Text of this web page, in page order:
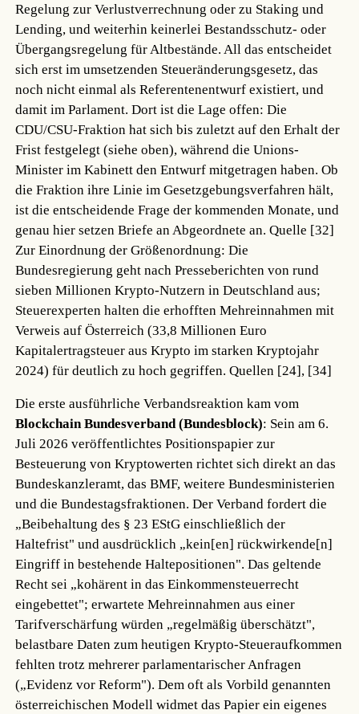
Regelung zur Verlustverrechnung oder zu Staking und
Lending, und weiterhin keinerlei Bestandsschutz- oder
Übergangsregelung für Altbestände. All das entscheidet
sich erst im umsetzenden Steueränderungsgesetz, das
noch nicht einmal als Referentenentwurf existiert, und
damit im Parlament. Dort ist die Lage offen: Die
CDU/CSU-Fraktion hat sich bis zuletzt auf den Erhalt der
Frist festgelegt (siehe oben), während die Unions-
Minister im Kabinett den Entwurf mitgetragen haben. Ob
die Fraktion ihre Linie im Gesetzgebungsverfahren hält,
ist die entscheidende Frage der kommenden Monate, und
genau hier setzen Briefe an Abgeordnete an.Quelle [32]
Zur Einordnung der Größenordnung: Die
Bundesregierung geht nach Presseberichten von rund
sieben Millionen Krypto-Nutzern in Deutschland aus;
Steuerexperten halten die erhofften Mehreinnahmen mit
Verweis auf Österreich (33,8 Millionen Euro
Kapitalertragsteuer aus Krypto im starken Kryptojahr
2024) für deutlich zu hoch gegriffen.Quellen [24], [34]
Die erste ausführliche Verbandsreaktion kam vom
Blockchain Bundesverband (Bundesblock): Sein am 6.
Juli 2026 veröffentlichtes Positionspapier zur
Besteuerung von Kryptowerten richtet sich direkt an das
Bundeskanzleramt, das BMF, weitere Bundesministerien
und die Bundestagsfraktionen. Der Verband fordert die
„Beibehaltung des § 23 EStG einschließlich der
Haltefrist" und ausdrücklich „kein[en] rückwirkende[n]
Eingriff in bestehende Haltepositionen". Das geltende
Recht sei „kohärent in das Einkommensteuerrecht
eingebettet"; erwartete Mehreinnahmen aus einer
Tarifverschärfung würden „regelmäßig überschätzt",
belastbare Daten zum heutigen Krypto-Steueraufkommen
fehlten trotz mehrerer parlamentarischer Anfragen
(„Evidenz vor Reform"). Dem oft als Vorbild genannten
österreichischen Modell widmet das Papier ein eigenes